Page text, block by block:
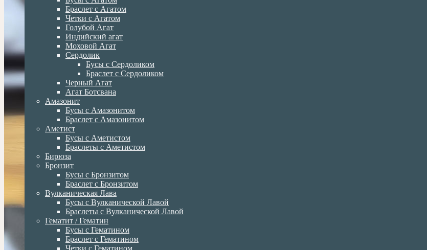
Браслет с Агатом
Четки с Агатом
Голубой Агат
Индийский агат
Моховой Агат
Сердолик
Бусы с Сердоликом
Браслет с Сердоликом
Черный Агат
Агат Ботсвана
Амазонит
Бусы с Амазонитом
Браслет с Амазонитом
Аметист
Бусы с Аметистом
Браслеты с Аметистом
Бирюза
Бронзит
Бусы с Бронзитом
Браслет с Бронзитом
Вулканическая Лава
Бусы с Вулканической Лавой
Браслеты с Вулканической Лавой
Гематит / Гематин
Бусы с Гематином
Браслет с Гематином
Четки с Гематином